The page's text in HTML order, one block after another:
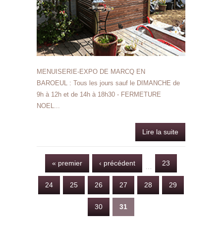
MENUISERIE-EXPO DE MARCQ EN
BAROEUL : Tous les jours sauf le DIMANCHE de
9h à 12h et de 14h à 18h30 - FERMETURE
NOEL...
Lire la suite
PAGES
« premier ‹ précédent 23
24 25 26 27 28 29
30 31